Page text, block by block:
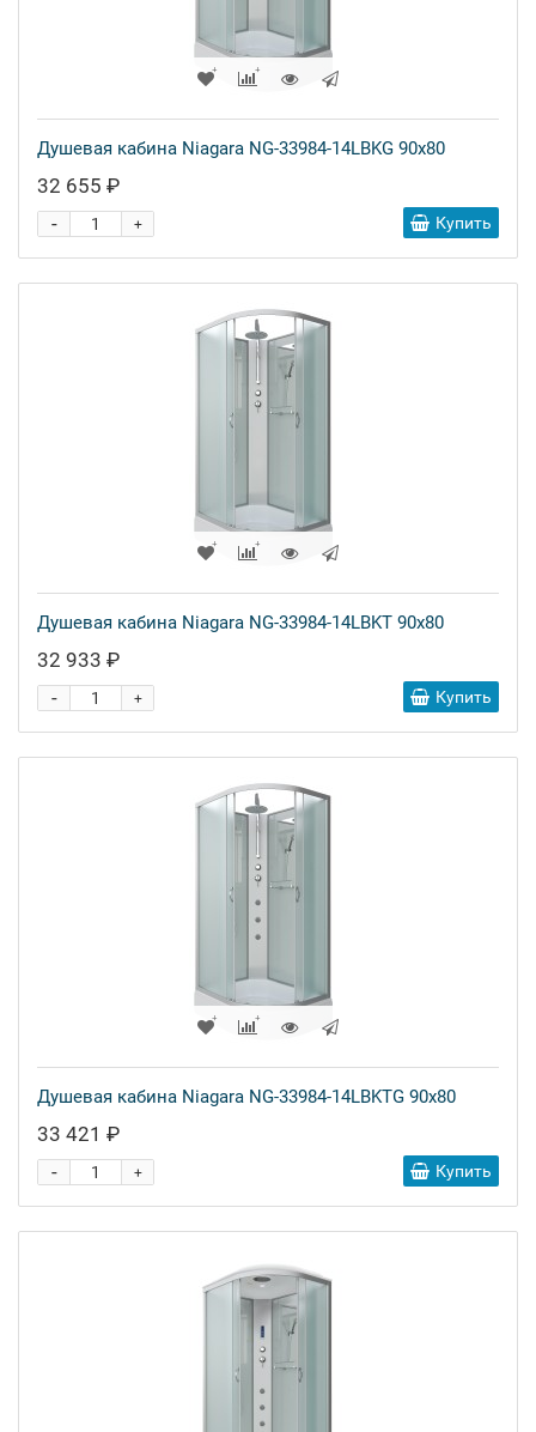
Душевая кабина Niagara NG-33984-14LBKG 90x80
32 655 ₽
+
- Купить
Душевая кабина Niagara NG-33984-14LBKT 90x80
32 933 ₽
+
- Купить
Душевая кабина Niagara NG-33984-14LBKTG 90x80
33 421 ₽
+
- Купить